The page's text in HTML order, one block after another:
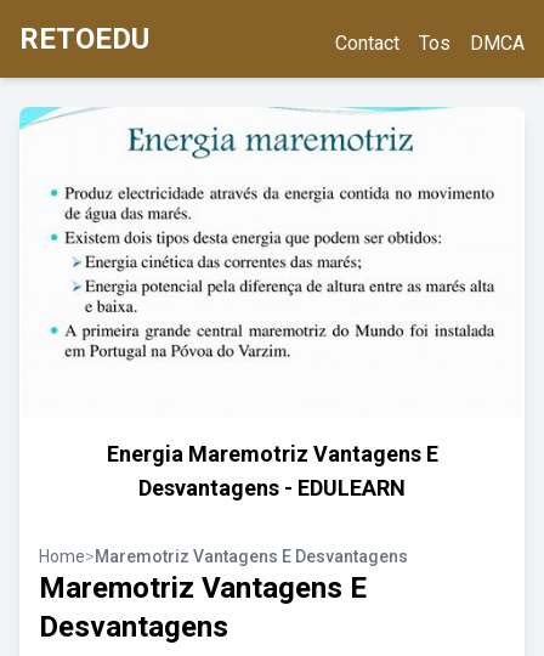
RETOEDU Contact Tos DMCA
Energia Maremotriz Vantagens E
Desvantagens - EDULEARN
Home>Maremotriz Vantagens E Desvantagens
Maremotriz Vantagens E
Desvantagens